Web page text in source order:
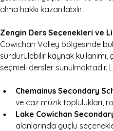
alma hakkı kazanılabilir.
Zengin Ders Seçenekleri ve
Cowichan Valley bölgesinde
sürdürülebilir kaynak
seçmeli dersler sunulmaktadır.
Chemainus Secondary
ve caz müzik toplulukları,
Lake Cowichan
alanlarında güçlü